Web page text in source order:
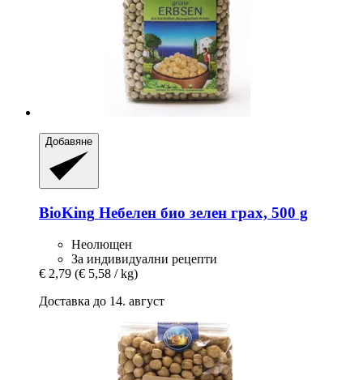
Добавяне
BioKing Небелен био зелен грах, 500 g
Неолющен
За индивидуални рецепти
€ 2,79 (€ 5,58 / kg)
Доставка до 14. август